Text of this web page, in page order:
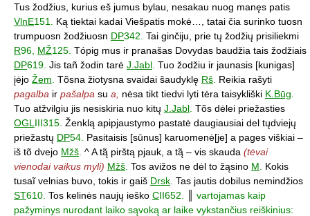
Tus žodžius, kurius eš jumus bylau, nesakau nuog manęs patis
VlnE151.
Ką tiektai kadai Viešpatis mokė…, tatai čia surinko tuosn
trumpuosn žodžiuosn DP342. Tai ginčiju, prie tų žodžių prisiliekmi
R96, MŽ125. Tópig mus ir pranašas Dovydas baudžia tais žodžiais
DP619. Jis tañ žodin tarė J.Jabl Tuo žodžiu ir jaunasis [kunigas]
įėjo Žem Tõsna žiotysna svaidai šaudyklę Rš Reikia rašyti
pagalba ir pašalpa su a, nėsa tikt tiedvi lyti tėra taisykliški K.Būg
Tuo atžvilgiu jis nesiskiria nuo kitų J.Jabl Tõs dėlei priežasties
OGL III315. Ženklą apipjaustymo pastatė daugiausiai del tųdviejų
priežastų DP54. Pasitaisis [sūnus] karuomenė[je] a pages viškiai –
iš tõ dvejo Mžš ^ A tą̃ pirštą pjauk, a tą̃ – vis skauda (tėvai
vienodai vaikus myli) Mžš Tos avižos ne dėl to žąsino M
Kokis
tusaĩ velnias buvo, tokis ir gaiš Drsk Tas jautis dobilus nemindžios
ST610. Tos kelinės naujų ieško CII652.
vartojamas kaip
pažyminys nurodant laiko sąvoką ar laike vykstančius reiškinius: